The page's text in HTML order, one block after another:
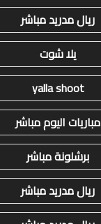
ريال مدريد مباشر
يلا شوت
yalla shoot
مباريات اليوم مباشر
برشلونة مباشر
ريال مدريد مباشر